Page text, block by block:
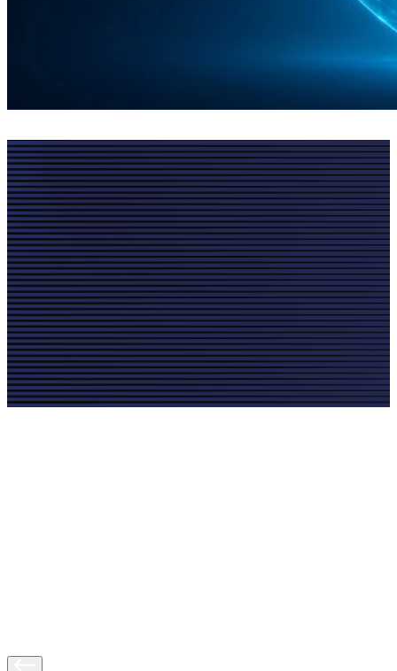
Teil eines etablierten Netzwerks im Sport
Direkte Unterstützung des Vereins mit messbarem Effekt
Neue Geschäftskontakte und gesteigerte Sichtbarkeit
Verlässliche, jährlich wiederkehrende Einnahmen
Mehr finanzieller Spielraum für Nachwuchs- und
Kaderentwicklung
Langfristige Perspektiven durch den Ausbau bestehender
Partnerschaften